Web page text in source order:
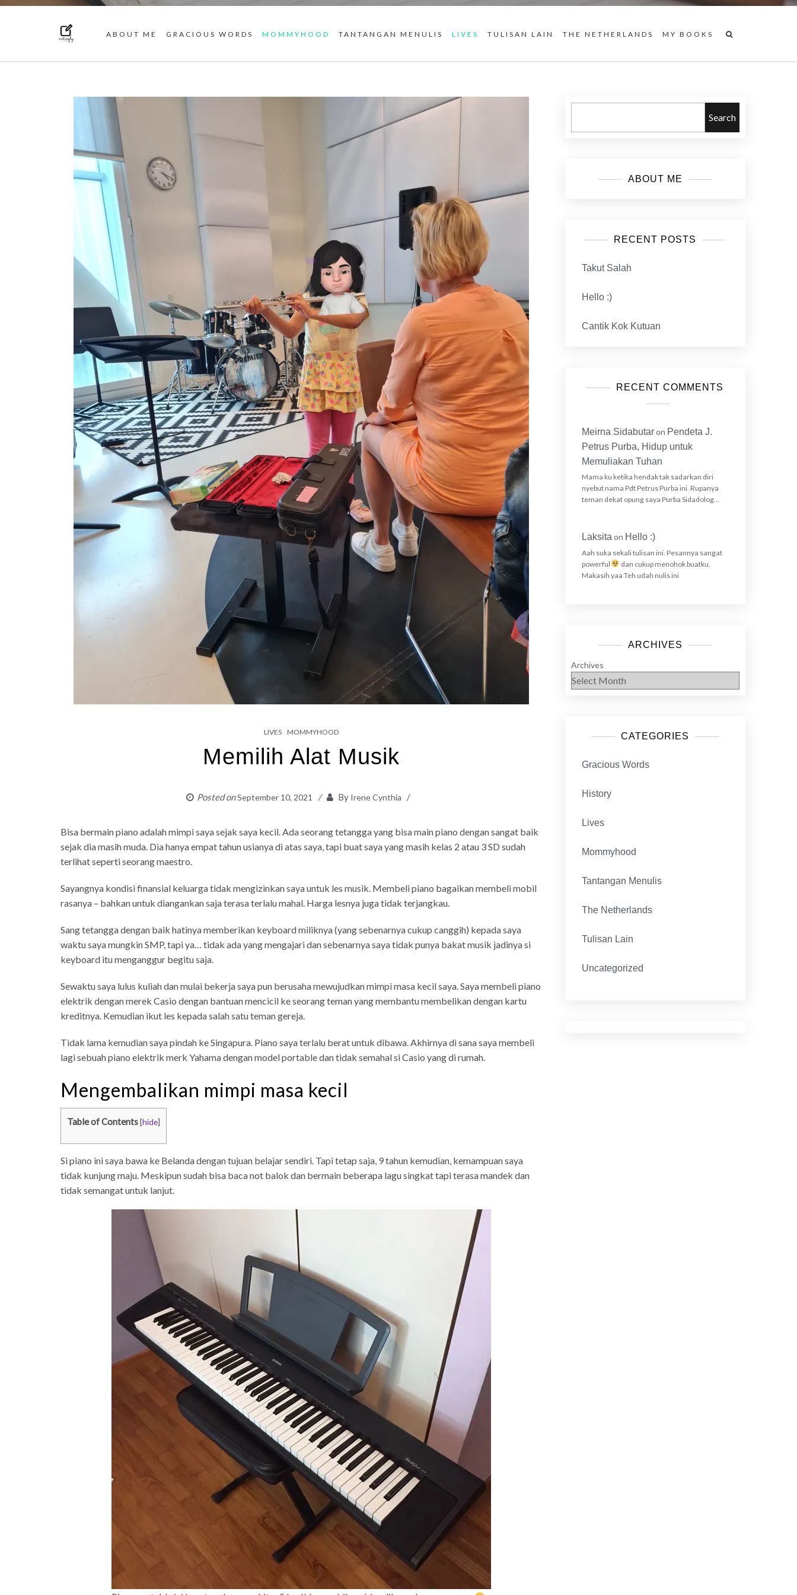
ABOUT ME GRACIOUS WORDS MOMMYHOOD TANTANGAN MENULIS LIVES TULISAN LAIN THE NETHERLANDS MY BOOKS
LIVES MOMMYHOOD
Memilih Alat Musik
Posted onSeptember 10, 2021 By Irene Cynthia
Bisa bermain piano adalah mimpi saya sejak saya kecil. Ada seorang tetangga yang bisa main piano dengan sangat baik
sejak dia masih muda. Dia hanya empat tahun usianya di atas saya, tapi buat saya yang masih kelas 2 atau 3 SD sudah
terlihat seperti seorang maestro.
Sayangnya kondisi finansial keluarga tidak mengizinkan saya untuk les musik. Membeli piano bagaikan membeli mobil
rasanya – bahkan untuk diangankan saja terasa terlalu mahal. Harga lesnya juga tidak terjangkau.
Sang tetangga dengan baik hatinya memberikan keyboard miliknya (yang sebenarnya cukup canggih) kepada saya
waktu saya mungkin SMP, tapi ya… tidak ada yang mengajari dan sebenarnya saya tidak punya bakat musik jadinya si
keyboard itu menganggur begitu saja.
Sewaktu saya lulus kuliah dan mulai bekerja saya pun berusaha mewujudkan mimpi masa kecil saya. Saya membeli piano
elektrik dengan merek Casio dengan bantuan mencicil ke seorang teman yang membantu membelikan dengan kartu
kreditnya. Kemudian ikut les kepada salah satu teman gereja.
Tidak lama kemudian saya pindah ke Singapura. Piano saya terlalu berat untuk dibawa. Akhirnya di sana saya membeli
lagi sebuah piano elektrik merk Yahama dengan model portable dan tidak semahal si Casio yang di rumah.
Mengembalikan mimpi masa kecil
Table of Contents[hide]
Si piano ini saya bawa ke Belanda dengan tujuan belajar sendiri. Tapi tetap saja, 9 tahun kemudian, kemampuan saya
tidak kunjung maju. Meskipun sudah bisa baca not balok dan bermain beberapa lagu singkat tapi terasa mandek dan
tidak semangat untuk lanjut.
Search
ABOUT ME
RECENT POSTS
Takut Salah
Hello :)
Cantik Kok Kutuan
RECENT COMMENTS
Meirna Sidabutaron Pendeta J.
Petrus Purba, Hidup untuk
Memuliakan Tuhan
Mama ku ketika hendak tak sadarkan diri
nyebut nama Pdt Petrus Purba ini. Rupanya
teman dekat opung saya Purba Sidadolog…
Laksita on Hello :)
Aah suka sekali tulisan ini. Pesannya sangat
powerful
dan cukup menohok buatku.
Makasih yaa Teh udah nulis ini
ARCHIVES
Archives
CATEGORIES
Gracious Words
History
Lives
Mommyhood
Tantangan Menulis
The Netherlands
Tulisan Lain
Uncategorized